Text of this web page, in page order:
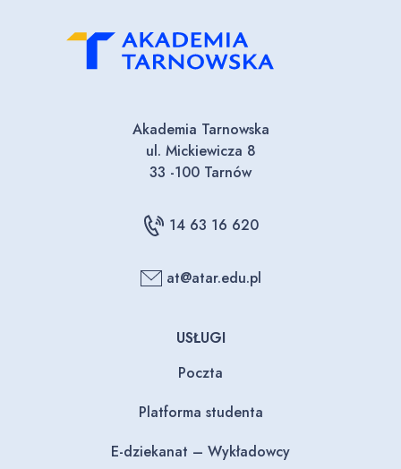
Akademia Tarnowska
ul. Mickiewicza 8
33 -100 Tarnów
14 63 16 620
at@atar.edu.pl
USŁUGI
Poczta
Platforma studenta
E-dziekanat – Wykładowcy